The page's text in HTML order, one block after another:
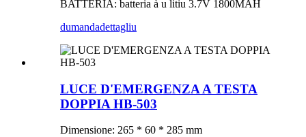
BATTERIA: batteria à u litiu 3.7V 1800MAH
dumandadettagliu
LUCE D'EMERGENZA A TESTA
DOPPIA HB-503
Dimensione: 265 * 60 * 285 mm